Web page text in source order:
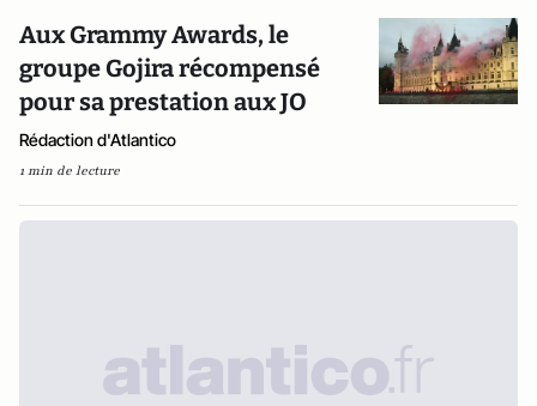
Aux Grammy Awards, le
groupe Gojira récompensé
pour sa prestation aux JO
Rédaction d'Atlantico
1 min de lecture